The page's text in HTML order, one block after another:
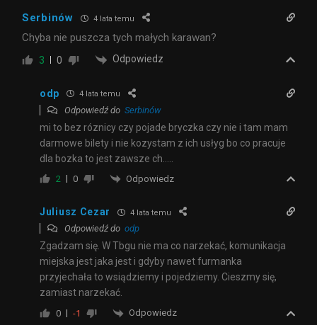
Serbinów 4 lata temu
Chyba nie puszcza tych małych karawan?
3 0 Odpowiedz
odp 4 lata temu
Odpowiedź do Serbinów
mi to bez róznicy czy pojade bryczka czy nie i tam mam
darmowe bilety i nie kozystam z ich usłyg bo co pracuje
dla bozka to jest zawsze ch…..
2 0 Odpowiedz
Juliusz Cezar 4 lata temu
Odpowiedź do odp
Zgadzam się. W Tbgu nie ma co narzekać, komunikacja
miejska jest jaka jest i gdyby nawet furmanka
przyjechała to wsiądziemy i pojedziemy. Cieszmy się,
zamiast narzekać.
0 -1 Odpowiedz